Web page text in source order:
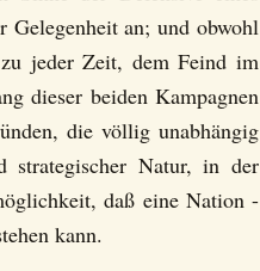
Gelegenheit an; und obwohl
jeder Zeit, dem Feind im
dieser beiden Kampagnen
die völlig unabhängig
strategischer Natur, in der
daß eine Nation -
kann.